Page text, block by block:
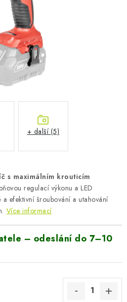
Servis Reklamace
údajů
Reklamační řád
elektrozařízení a baterií
Reference Katalog
s maximálním krouticím
regulací výkonu a LED
efektivní šroubování a utahování
Více informací
– odeslání do 7–10
+ další (5)